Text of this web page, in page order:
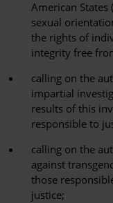
American
sexual
the rights of
integrity free
calling on the
impartial
results of this
responsible to
calling on the
against
those
justice;